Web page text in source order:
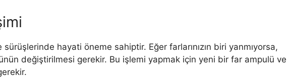
hayati öneme sahiptir. Eğer farlarınızın biri yanmıyorsa,
değiştirilmesi gerekir. Bu işlemi yapmak için yeni bir far ampulü ve